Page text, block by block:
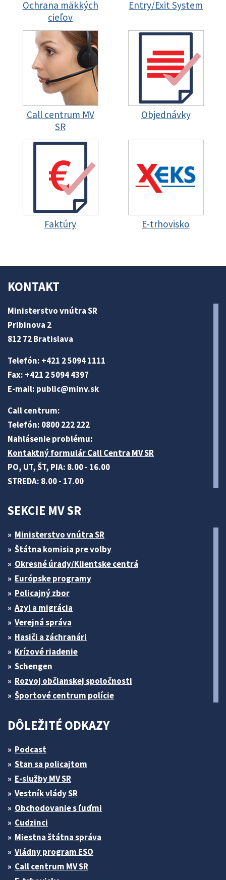
Ochrana mäkkých
cieľov
Entry/Exit System
Call centrum MV
SR
Objednávky
Faktúry E-trhovisko
KONTAKT
Ministerstvo vnútra SR
Pribinova 2
812 72 Bratislava
Telefón: +421 2 5094 1111
Fax: +421 2 5094 4397
E-mail: public@minv.sk
Call centrum:
Telefón: 0800 222 222
Nahlásenie problému:
Kontaktný formulár Call Centra MV SR
PO, UT, ŠT, PIA: 8.00 - 16.00
STREDA: 8.00 - 17.00
SEKCIE MV SR
Ministerstvo vnútra SR
Štátna komisia pre volby
Okresné úrady/Klientske centrá
Európske programy
Policajný zbor
Azyl a migrácia
Verejná správa
Hasiči a záchranári
Krízové riadenie
Schengen
Rozvoj občianskej spoločnosti
Športové centrum polície
DÔLEŽITÉ ODKAZY
Podcast
Stan sa policajtom
E-služby MV SR
Vestník vlády SR
Obchodovanie s ľuďmi
Cudzinci
Miestna štátna správa
Vládny program ESO
Call centrum MV SR